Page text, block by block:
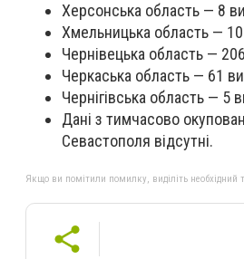
Херсонська область — 8
Хмельницька область — 10
Чернівецька область —
Черкаська область — 61
Чернігівська область — 5
Дані з тимчасово
Севастополя відсутні.
Якщо ви помітили помилку, виділіть необхідний